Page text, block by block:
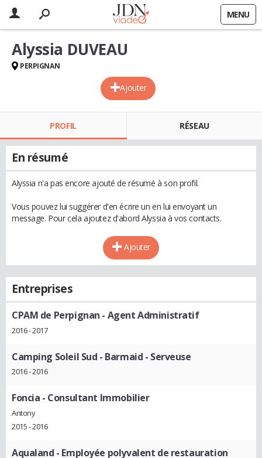
MENU
Ajouter
Alyssia DUVEAU
PERPIGNAN
PROFIL RÉSEAU
En résumé
Alyssia n'a pas encore ajouté de résumé à son profil.
Vous pouvez lui suggérer d'en écrire un en lui envoyant un
message. Pour cela ajoutez d'abord Alyssia à vos contacts.
Ajouter
Entreprises
CPAM de Perpignan - Agent Administratif
2016 - 2017
Camping Soleil Sud - Barmaid - Serveuse
2016 - 2016
Foncia - Consultant Immobilier
Antony
2015 - 2016
Aqualand - Employée polyvalent de restauration